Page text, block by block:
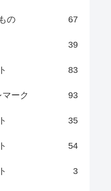
の 67
39
83
ーク 93
35
54
3